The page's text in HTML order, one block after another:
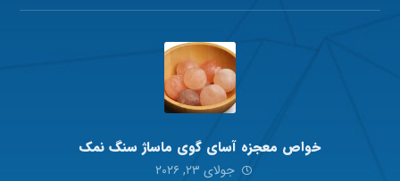
خواص معجزه آسای گوی ماساژ سنگ نمک
جولای ۲۳, ۲۰۲۶